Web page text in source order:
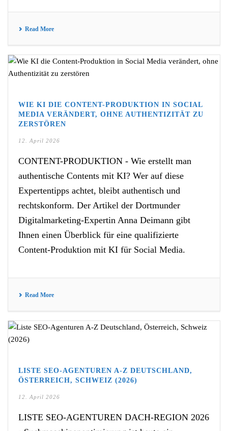
Read More
WIE KI DIE CONTENT-PRODUKTION IN SOCIAL
MEDIA VERÄNDERT, OHNE AUTHENTIZITÄT ZU
ZERSTÖREN
12. April 2026
CONTENT-PRODUKTION - Wie erstellt man
authentische Contents mit KI? Wer auf diese
Expertentipps achtet, bleibt authentisch und
rechtskonform. Der Artikel der Dortmunder
Digitalmarketing-Expertin Anna Deimann gibt
Ihnen einen Überblick für eine qualifizierte
Content-Produktion mit KI für Social Media.
Read More
LISTE SEO-AGENTUREN A-Z DEUTSCHLAND,
ÖSTERREICH, SCHWEIZ (2026)
12. April 2026
LISTE SEO-AGENTUREN DACH-REGION 2026